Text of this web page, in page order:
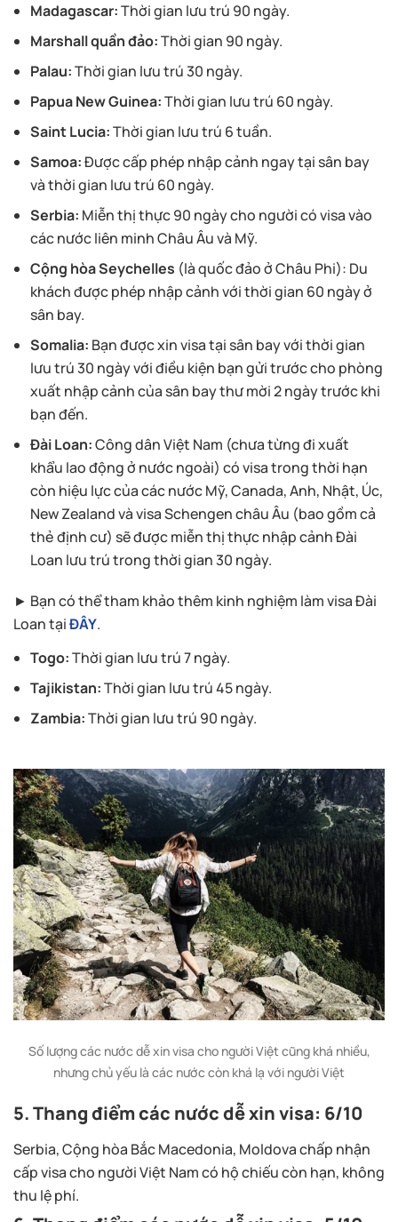
Madagascar:Thời gian lưu trú 90 ngày.
Marshall quần đảo:Thời gian 90 ngày.
Palau:Thời gian lưu trú 30 ngày.
Papua New Guinea:Thời gian lưu trú 60 ngày.
Saint Lucia:Thời gian lưu trú 6 tuần.
Samoa:Được cấp phép nhập cảnh ngay tại sân bay
và thời gian lưu trú 60 ngày.
Serbia: Miễn thị thực 90 ngày cho người có visa vào
các nước liên minh Châu Âu và Mỹ.
Cộng hòa Seychelles (là quốc đảo ở Châu Phi): Du
khách được phép nhập cảnh với thời gian 60 ngày ở
sân bay.
Somalia: Bạn được xin visa tại sân bay với thời gian
lưu trú 30 ngày với điều kiện bạn gửi trước cho phòng
xuất nhập cảnh của sân bay thư mời 2 ngày trước khi
bạn đến.
Đài Loan:Công dân Việt Nam (chưa từng đi xuất
khẩu lao động ở nước ngoài) có visa trong thời hạn
còn hiệu lực của các nước Mỹ, Canada, Anh, Nhật, Úc,
New Zealand và visa Schengen châu Âu (bao gồm cả
thẻ định cư) sẽ được miễn thị thực nhập cảnh Đài
Loan lưu trú trong thời gian 30 ngày.
► Bạn có thể tham khảo thêm kinh nghiệm làm visa Đài
Loan tạiĐÂY.
Togo:Thời gian lưu trú 7 ngày.
Tajikistan:Thời gian lưu trú 45 ngày.
Zambia:Thời gian lưu trú 90 ngày.
Số lượng các nước dễ xin visa cho người Việt cũng khá nhiều,
nhưng chủ yếu là các nước còn khá lạ với người Việt
5. Thang điểm các nước dễ xin visa: 6/10
Serbia, Cộng hòa Bắc Macedonia, Moldova chấp nhận
cấp visa cho người Việt Nam có hộ chiếu còn hạn, không
thu lệ phí.